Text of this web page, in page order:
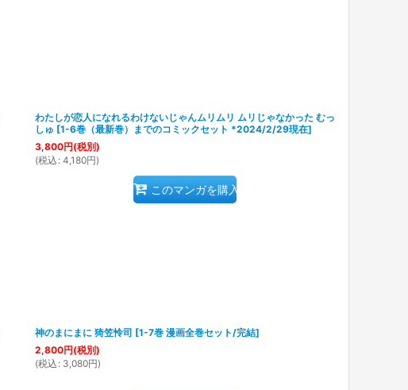
わたしが恋人になれるわけないじゃんムリムリ ムリじゃなかった むっ
しゅ [1-6巻（最新巻）までのコミックセット *2024/2/29現在]
3,800円(税別)
(税込 : 4,180円)
このマンガを購入
神のまにまに 猗笠怜司 [1-7巻 漫画全巻セット/完結]
2,800円(税別)
(税込 : 3,080円)